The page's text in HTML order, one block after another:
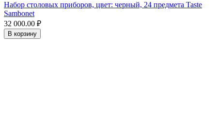
Набор столовых приборов, цвет: черный, 24 предмета Taste
Sambonet
32 000.00 ₽
В корзину